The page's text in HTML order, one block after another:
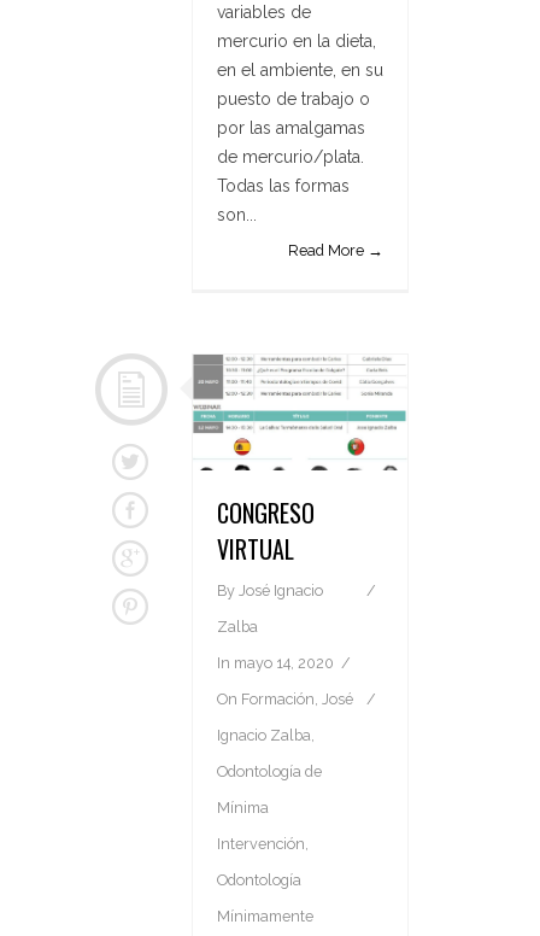
variables de
mercurio en la dieta,
en el ambiente, en su
puesto de trabajo o
por las amalgamas
de mercurio/plata.
Todas las formas
son...
Read More →
CONGRESO
VIRTUAL
By José Ignacio
Zalba
In mayo 14, 2020
On Formación, José
Ignacio Zalba,
Odontología de
Mínima
Intervención,
Odontología
Mínimamente